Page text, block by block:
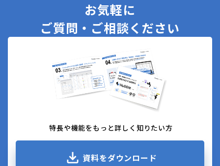
お気軽に
ご質問・ご相談ください
特長や機能をもっと詳しく知りたい方
資料をダウンロード